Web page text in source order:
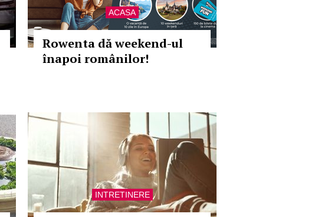
ACASA
Rowenta dă weekend-ul
înapoi românilor!
INTRETINERE